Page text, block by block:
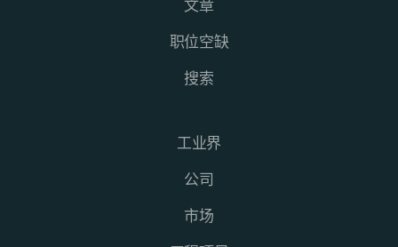
文章
职位空缺
搜索
工业界
公司
市场